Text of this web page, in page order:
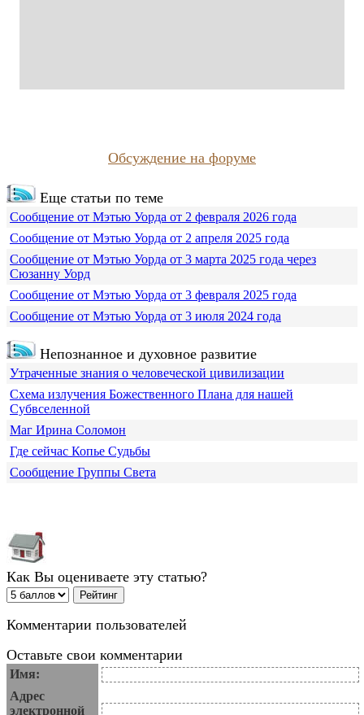
Обсуждение на форуме
Еще статьи по теме
Сообщение от Мэтью Уорда от 2 февраля 2026 года
Сообщение от Мэтью Уорда от 2 апреля 2025 года
Сообщение от Мэтью Уорда от 3 марта 2025 года через
Сюзанну Уорд
Сообщение от Мэтью Уорда от 3 февраля 2025 года
Сообщение от Мэтью Уорда от 3 июля 2024 года
Непознанное и духовное развитие
Утраченные знания о человеческой цивилизации
Схема излучения Божественного Плана для нашей
Субвселенной
Маг Ирина Соломон
Где сейчас Копье Судьбы
Сообщение Группы Света
Как Вы оцениваете эту статью?
Комментарии пользователей
Оставьте свои комментарии
Имя:
Адрес
электронной